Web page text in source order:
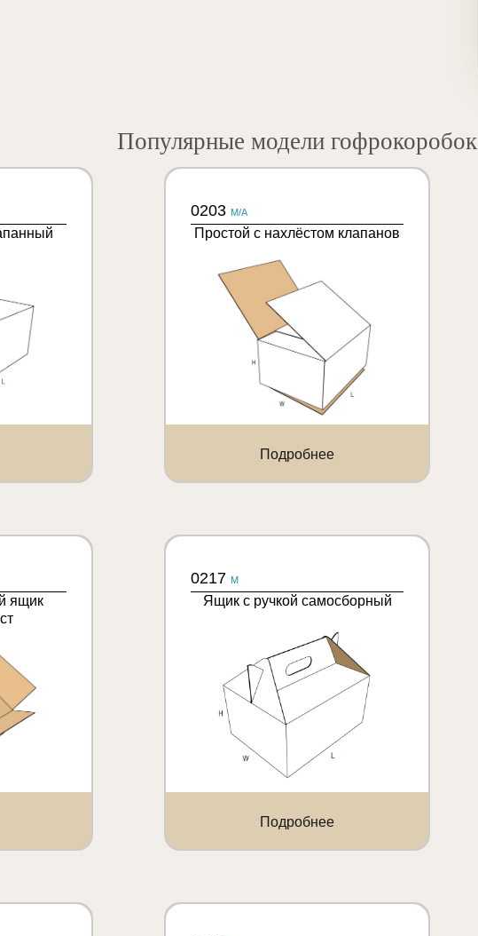
Популярные модели гофрокоробок
0203 M/A
Простой с нахлёстом клапанов
Подробнее
ящик
0217 M
Ящик с ручкой самосборный
Подробнее